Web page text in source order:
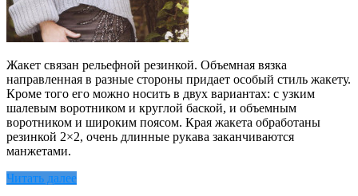
Жакет связан рельефной резинкой. Объемная вязка
направленная в разные стороны придает особый стиль жакету.
Кроме того его можно носить в двух вариантах: с узким
шалевым воротником и круглой баской, и объемным
воротником и широким поясом. Края жакета обработаны
резинкой 2×2, очень длинные рукава заканчиваются
манжетами.
Читать далее